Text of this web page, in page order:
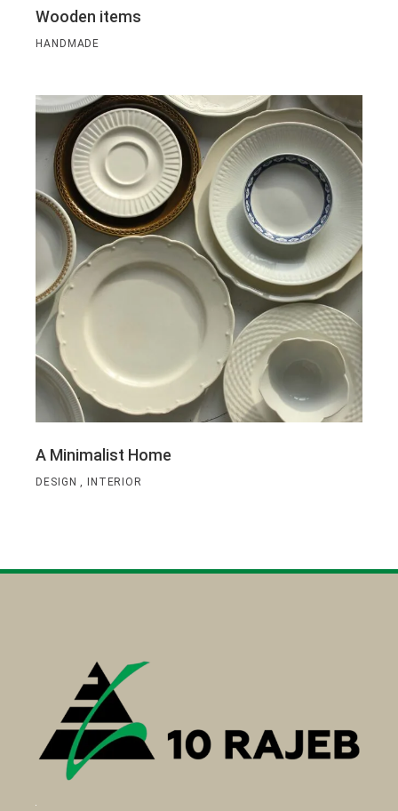
Wooden items
HANDMADE
A Minimalist Home
DESIGN INTERIOR